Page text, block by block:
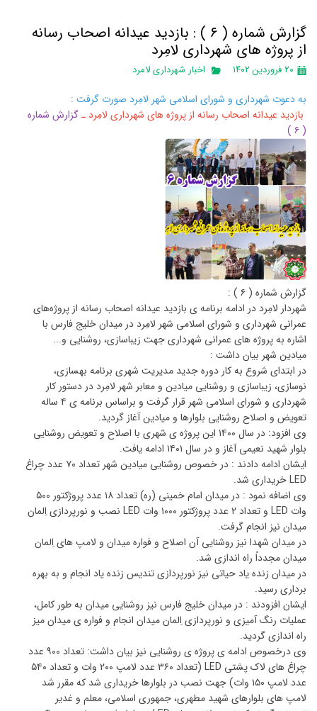
گزارش شماره ( ۶ ) : بازدید عیدانه اصحاب رسانه
از پروژه های شهرداری لامِرد
۲۰ فروردین ۱۴۰۲ اخبار شهرداری لامرد
به دعوت شهرداری و شورای اسلامی شهر لامِرد صورت گرفت :
بازدید عیدانه اصحاب رسانه از پروژه های شهرداری لامِرد ـگزارش شماره
( ۶ )
گزارش شماره ( ۶ ) :
شهردار لامِرد در ادامه برنامه ی بازدید عیدانه اصحاب رسانه از پروژه‌های
عمرانی شهرداری و شورای اسلامی شهر لامِرد در میدان خلیج فارس با
اشاره به پروژه های عمرانی شهرداری جهت زیباسازی، روشنایی و...
میادین شهر بیان داشت :
در ابتدای شروع به کار دوره جدید مدیریت شهری برنامه بهسازی،
نوسازی، زیباسازی و روشنایی میادین و معابر شهر لامِرد در دستور کار
شهرداری و شورای اسلامی شهر قرار گرفت و براساس برنامه ی ۴ ساله
تعویض و اصلاح روشنایی بلوارها و میادین آغاز گردید.
وی افزود: در سال ۱۴۰۰ این پروژه ی شهری با اصلاح و تعویض روشنایی
بلوار شهید نعیمی آغاز و در سال ۱۴۰۱ ادامه یافت.
ایشان ادامه دادند : در خصوص روشنایی میادین شهر تعداد ۷۰ عدد چراغ
LED خریداری شد.
وی اضافه نمود : در میدان امام خمینی (ره) تعداد ۱۸ عدد پروژکتور ۵۰۰
وات LED و تعداد ۲ عدد پروژکتور ۱۰۰۰ وات LED نصب و نورپردازی اِلمان
میدان نیز انجام گرفت.
در میدان شهدا نیز روشنایی آن اصلاح و فواره میدان و لامپ های اِلمان
میدان مجدداً راه اندازی شد.
در میدان زنده یاد حیاتی نیز نورپردازی تندیس زنده یاد انجام و به بهره
برداری رسید.
ایشان افزودند : در میدان خلیج فارس نیز روشنایی میدان به طور کامل،
عملیات رنگ آمیزی و نورپردازی اِلمان میدان انجام و فواره ی میدان میز
راه اندازی گردید.
وی درخصوص ادامه ی پروژه ی روشنایی نیز بیان داشت: تعداد ۹۰۰ عدد
چراغ های لاک پشتی LED (تعداد ۳۶۰ عدد لامپ ۲۰۰ وات و تعداد ۵۴۰
عدد لامپ ۱۵۰ وات) جهت نصب در بلوارها خریداری شد که مقرر شد
لامپ های بلوارهای شهید مطهری، جمهوری اسلامی، معلم و غدیر